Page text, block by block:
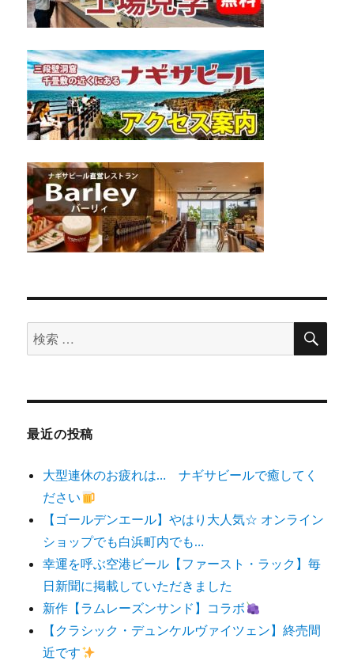
検
索
象:
検
最近の投稿
大型連休のお疲れは… ナギサビールで癒してく
ださい
【ゴールデンエール】やはり大人気☆ オンライン
ショップでも白浜町内でも…
幸運を呼ぶ空港ビール【ファースト・ラック】毎
日新聞に掲載していただきました
新作【ラムレーズンサンド】コラボ
【クラシック・デュンケルヴァイツェン】終売間
近です